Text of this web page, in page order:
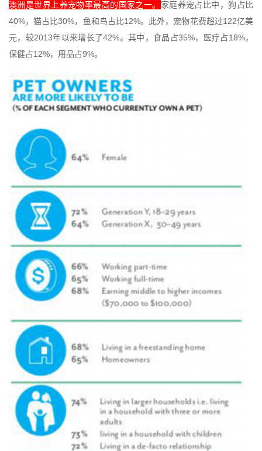
澳洲是世界上养宠物率最高的国家之一。 家庭养宠占比中，狗占比
40%，猫占比30%，鱼和鸟占比12%。此外，宠物花费超过122亿美
元，较2013年以来增长了42%。其中，食品占35%，医疗占 18%，
保健占12%，用品占9%。